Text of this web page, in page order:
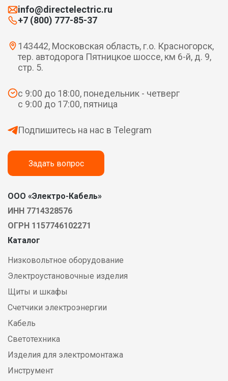
info@directelectric.ru
+7 (800) 777-85-37
143442, Московская область, г.о. Красногорск,
тер. автодорога Пятницкое шоссе, км 6-й, д. 9,
стр. 5.
с 9:00 до 18:00, понедельник - четверг
с 9:00 до 17:00, пятница
Подпишитесь на нас в Telegram
Задать вопрос
ООО «Электро-Кабель»
ИНН 7714328576
ОГРН 1157746102271
Каталог
Низковольтное оборудование
Электроустановочные изделия
Щиты и шкафы
Счетчики электроэнергии
Кабель
Светотехника
Изделия для электромонтажа
Инструмент